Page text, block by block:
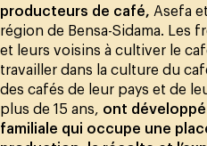
producteurs de café, Asefa
région de Bensa-Sidama. Les
et leurs voisins à cultiver le
travailler dans la culture du
des cafés de leur pays et de
plus de 15 ans, ont
familiale qui occupe une